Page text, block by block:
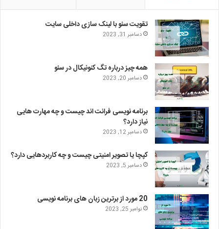
تقویت سئو با لینک سازی داخلی سایت
دسامبر 31, 2023
همه چیز درباره تگ کنونیکال در سئو
دسامبر 20, 2023
برنامه نویسی فرانت اند چیست و چه مهارت هایی
نیاز دارد؟
دسامبر 12, 2023
کپچا یا تصویر امنیتی چیست و چه کاربردهایی دارد؟
دسامبر 5, 2023
20 مورد از برترین زبان های برنامه نویسی
نوامبر 25, 2023